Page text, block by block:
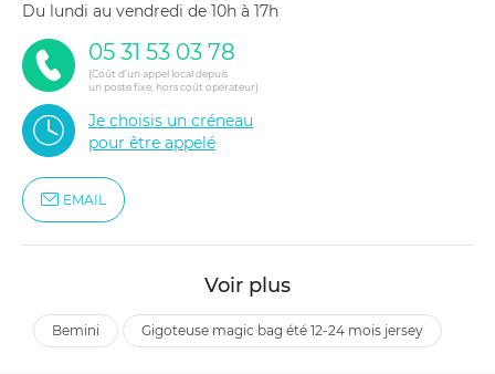
du lundi au vendredi de 10h à 17h
05 31 53 03 78
(Coût d'un appel local depuis
un poste fixe, hors coût opérateur)
Je choisis un créneau
pour être appelé
EMAIL
Voir plus
bemini gigoteuse magic bag été 12-24 mois jersey